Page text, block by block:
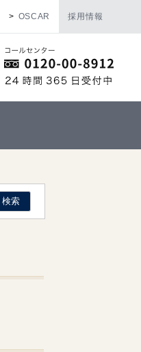
OSCAR 採用情報